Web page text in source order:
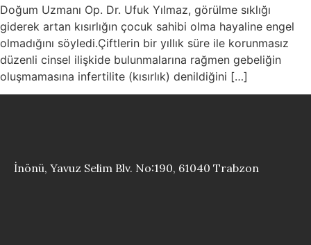
Doğum Uzmanı Op. Dr. Ufuk Yılmaz, görülme sıklığı
giderek artan kısırlığın çocuk sahibi olma hayaline engel
olmadığını söyledi.Çiftlerin bir yıllık süre ile korunmasız
düzenli cinsel ilişkide bulunmalarına rağmen gebeliğin
oluşmamasına infertilite (kısırlık) denildiğini […]
İnönü, Yavuz Selim Blv. No:190, 61040 Trabzon